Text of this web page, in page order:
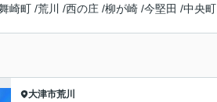
崎町 /荒川 /西の庄 /柳が崎 /今堅田 /中央町
大津市荒川